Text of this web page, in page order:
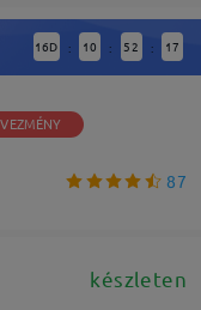
16D : 10 : 52 : 16
87
készleten